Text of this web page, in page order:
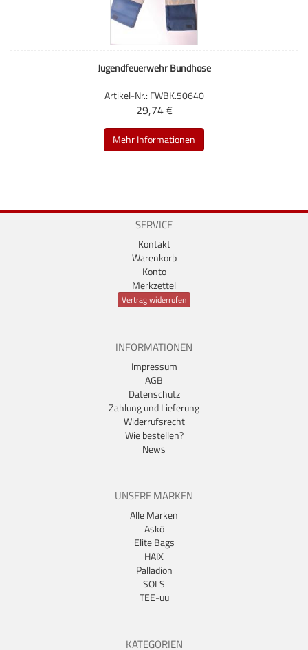
Jugendfeuerwehr Bundhose
Artikel-Nr.: FWBK.50640
29,74 €
Mehr Informationen
SERVICE
Kontakt
Warenkorb
Konto
Merkzettel
Vertrag widerrufen
INFORMATIONEN
Impressum
AGB
Datenschutz
Zahlung und Lieferung
Widerrufsrecht
Wie bestellen?
News
UNSERE MARKEN
Alle Marken
Askö
Elite Bags
HAIX
Palladion
SOLS
TEE-uu
KATEGORIEN